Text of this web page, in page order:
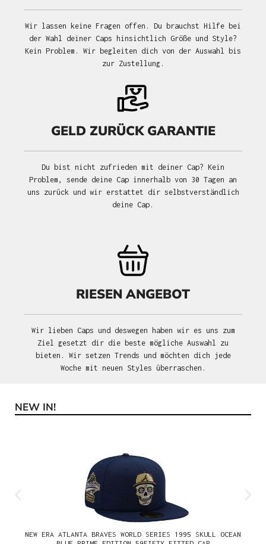
Wir lassen keine Fragen offen. Du brauchst Hilfe bei
der Wahl deiner Caps hinsichtlich Größe und Style?
Kein Problem. Wir begleiten dich von der Auswahl bis
zur Zustellung.
GELD ZURÜCK GARANTIE
Du bist nicht zufrieden mit deiner Cap? Kein
Problem, sende deine Cap innerhalb von 30 Tagen an
uns zurück und wir erstattet dir selbstverständlich
deine Cap.
RIESEN ANGEBOT
Wir lieben Caps und deswegen haben wir es uns zum
Ziel gesetzt dir die beste mögliche Auswahl zu
bieten. Wir setzen Trends und möchten dich jede
Woche mit neuen Styles überraschen.
Produktgalerie überspringen
NEW IN!
NEW ERA ATLANTA BRAVES WORLD SERIES 1995 SKULL OCEAN